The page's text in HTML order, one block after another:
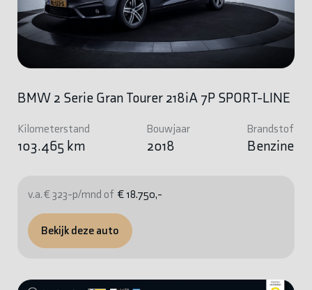
BMW 2 Serie Gran Tourer 218iA 7P SPORT-LINE
Kilometerstand
103.465 km
Bouwjaar
2018
Brandstof
Benzine
v.a. € 323-p/mnd of € 18.750,-
Bekijk deze auto